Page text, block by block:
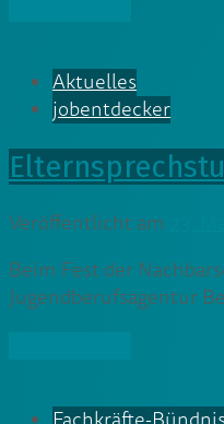
Aktuelles
jobentdecker
Veröffentlicht am
Beim Fest der
Jugendberufsagentur